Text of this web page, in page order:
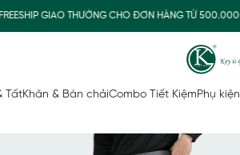
GIAO THƯỜNG CHO ĐƠN HÀNG TỪ 500.000Đ
TấtKhăn & Bàn chảiCombo Tiết KiệmPhụ kiện